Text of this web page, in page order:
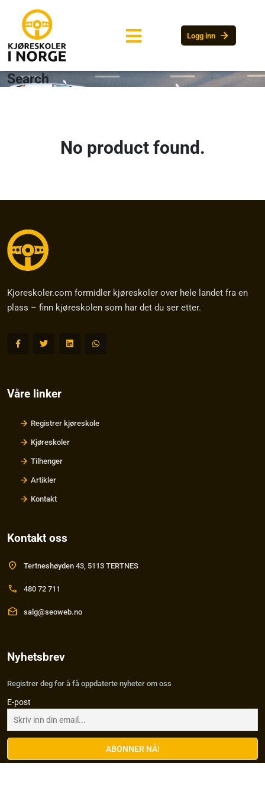
Logg inn arrow_forward
Search
No product found.
Kjoreskoler.com formidler kjøreskoler over hele landet fra en
plass – finn kjøreskolen som har det du ser etter.
Våre linker
Registrer kjøreskole
Kjøreskoler
Tilhenger
Artikler
Kontakt
Kontakt oss
location_on Tertneshøyden 43, 5113 TERTNES
call 480 72 711
drafts salg@seoweb.no
Nyhetsbrev
Registrer deg for å få oppdaterte nyheter om oss
E-post